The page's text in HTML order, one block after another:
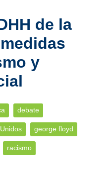
de la
y
debate
george floyd
racismo